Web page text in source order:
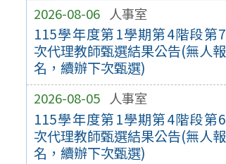
2026-08-06 人事室
115學年度第1學期第4階段第7
次代理教師甄選結果公告(無人報
名，續辦下次甄選)
2026-08-05 人事室
115學年度第1學期第4階段第6
次代理教師甄選結果公告(無人報
名，續辦下次甄選)